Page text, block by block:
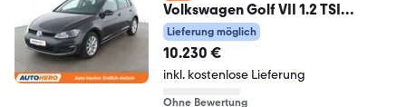
Volkswagen Golf VII 1.2 TSI
Lounge BlueMotion
Tech*TEMPO*
Lieferung möglich
10.230 €
inkl. kostenlose Lieferung
Ohne Bewertung